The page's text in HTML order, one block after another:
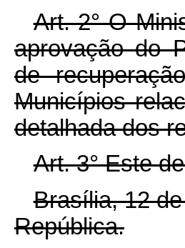
Art. 2° O
aprovação do
de
Municípios
detalhada dos
Art. 3° Este
Brasília, 12
República.